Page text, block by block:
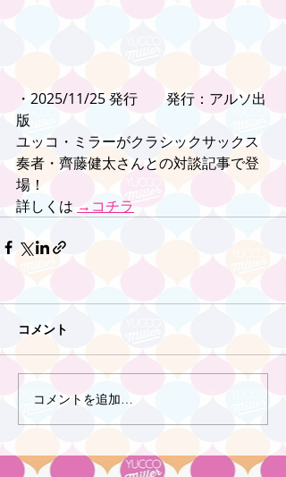
・2025/11/25 発行　　発行：アルソ出
版
ユッコ・ミラーがクラシックサックス
奏者・齊藤健太さんとの対談記事で登
場！
詳しくは →コチラ
コメント
コメントを追加…